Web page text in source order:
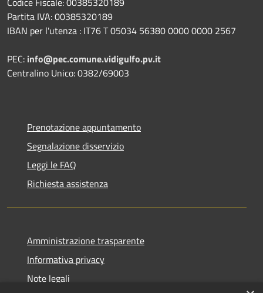
Partita IVA: 00385320189
IBAN per l'utenza : IT76 T 05034 56380 0000 0000 2567
PEC: info@pec.comune.vidigulfo.pv.it
Centralino Unico: 0382/69003
Prenotazione appuntamento
Segnalazione disservizio
Leggi le FAQ
Richiesta assistenza
Amministrazione trasparente
Informativa privacy
Note legali